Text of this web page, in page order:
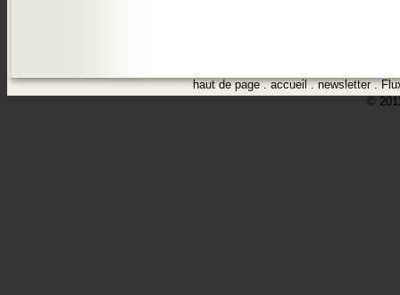
haut de page.accueil.newsletter.
©